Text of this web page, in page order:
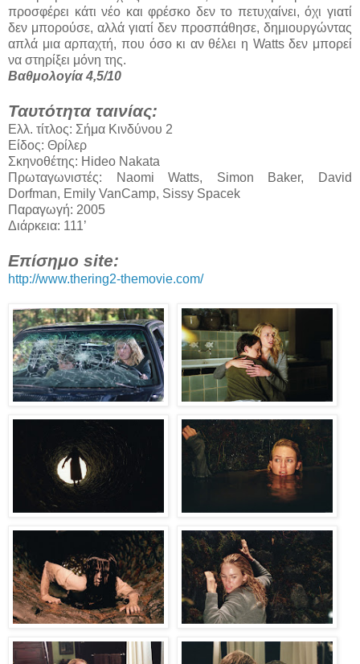
προσφέρει κάτι νέο και φρέσκο δεν το πετυχαίνει, όχι γιατί
δεν μπορούσε, αλλά γιατί δεν προσπάθησε, δημιουργώντας
απλά μια αρπαχτή, που όσο κι αν θέλει η Watts δεν μπορεί
να στηρίξει μόνη της.
Βαθμολογία 4,5/10
Ταυτότητα ταινίας:
Ελλ. τίτλος: Σήμα Κινδύνου 2
Είδος: Θρίλερ
Σκηνοθέτης: Hideo Nakata
Πρωταγωνιστές: Naomi Watts, Simon Baker, David
Dorfman, Emily VanCamp, Sissy Spacek
Παραγωγή: 2005
Διάρκεια: 111’
Επίσημο site:
http://www.thering2-themovie.com/